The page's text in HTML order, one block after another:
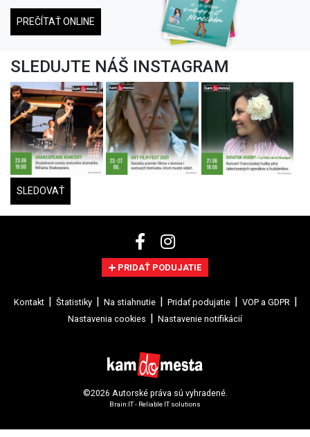
PREČÍTAŤ ONLINE
SLEDUJTE NÁŠ INSTAGRAM
SLEDOVAŤ
PRIDAŤ PODUJATIE
Kontakt Štatistiky Na stiahnutie Pridať podujatie
VOP a GDPR
Nastavenia cookies
Nastavenie notifikácií
©2026 Autorské práva sú vyhradené.
Brain:IT - Reliable IT solutions